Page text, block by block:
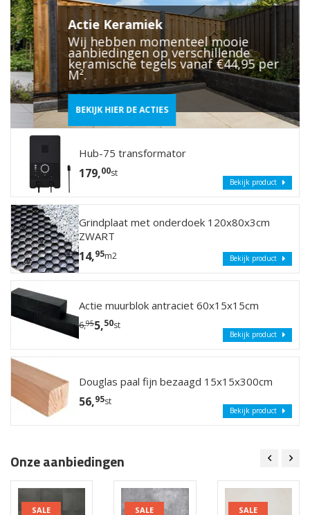
Actie Keramiek
Wij hebben momenteel mooie
aanbiedingen op verschillende
keramische tegels vanaf €44,95 per
M².
BEKIJK HIER DE ACTIES
Hub-75 transformator
179,00st
Bekijk product
Grindplaat met onderdoek 120x80x3cm
ZWART
14,95m2 Bekijk product
Actie muurblok antraciet 60x15x15cm
6,955,50st
Bekijk product
Douglas paal fijn bezaagd 15x15x300cm
56,95st
Bekijk product
Onze aanbiedingen
SALE SALE SALE